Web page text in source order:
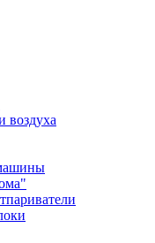
воздуха